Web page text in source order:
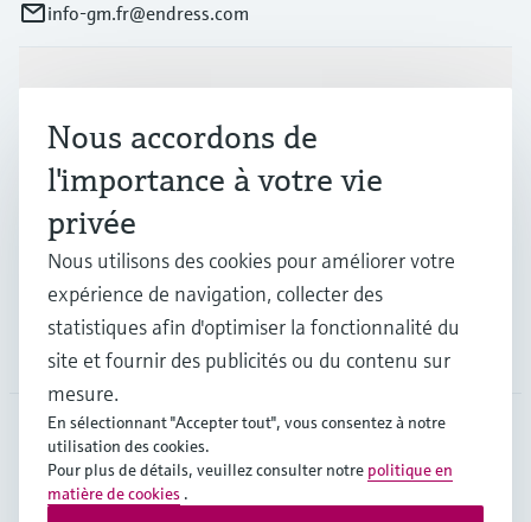
info-gm.fr@endress.com
Produits et services
Industries
Support
Société
FRA•Français
Nous accordons de
l'importance à votre vie
privée
Nous utilisons des cookies pour améliorer votre
expérience de navigation, collecter des
statistiques afin d'optimiser la fonctionnalité du
site et fournir des publicités ou du contenu sur
mesure.
En sélectionnant "Accepter tout", vous consentez à notre
utilisation des cookies.
Pour plus de détails, veuillez consulter notre politique en
matière de cookies .